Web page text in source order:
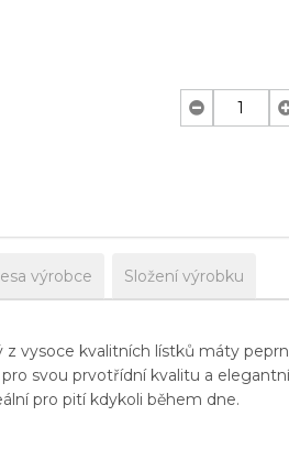
výrobce Složení výrobku
vysoce kvalitních lístků máty
svou prvotřídní kvalitu a
pro pití kdykoli během dne.